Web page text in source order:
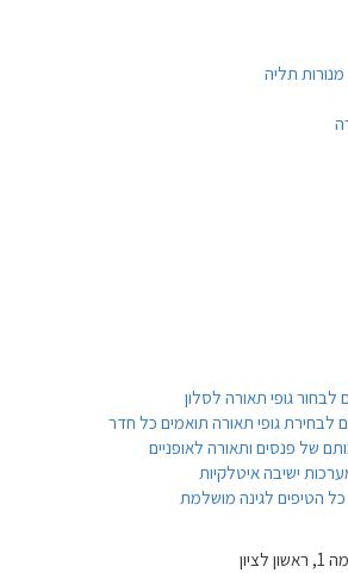
תליה
לבחור גופי תאורה לסלון
לבחירת גופי תאורה תואמים כל חדר
של פנסים ותאורה לאופניים
ישיבה איטלקיות
כל הטיפים לגינה מושלמת